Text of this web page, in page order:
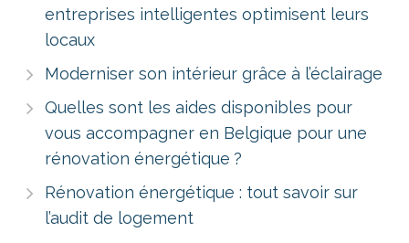
entreprises intelligentes optimisent leurs
locaux
Moderniser son intérieur grâce à l’éclairage
Quelles sont les aides disponibles pour
vous accompagner en Belgique pour une
rénovation énergétique ?
Rénovation énergétique : tout savoir sur
l’audit de logement